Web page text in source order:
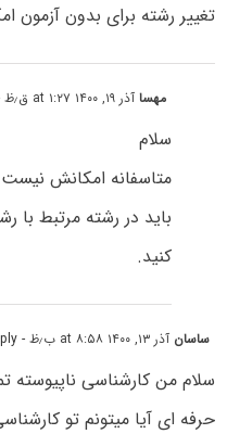
تغییر رشته برای بدون آزمون
مهساآذر ۱۹, ۱۴۰۰ at ۱:۲۷ ق٫ظ
سلام
متاسفانه امکانش
باید در رشته مرتبط با
کنید.
ساسان آذر ۱۳, ۱۴۰۰ at ۸:۵۸ ب٫ظ - Reply
حرفه ای آیا میتونم تو